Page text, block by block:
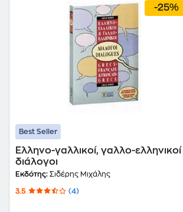
-25%
Best Seller
Ελληνο-γαλλικοί, γαλλο-ελληνικοί
διάλογοι
Εκδότης: Σιδέρης Μιχάλης
3.5 (4)